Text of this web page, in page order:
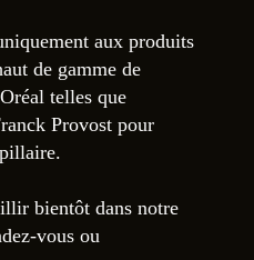
aux produits
de gamme de
telles que
Provost pour
bientôt dans notre
vous ou